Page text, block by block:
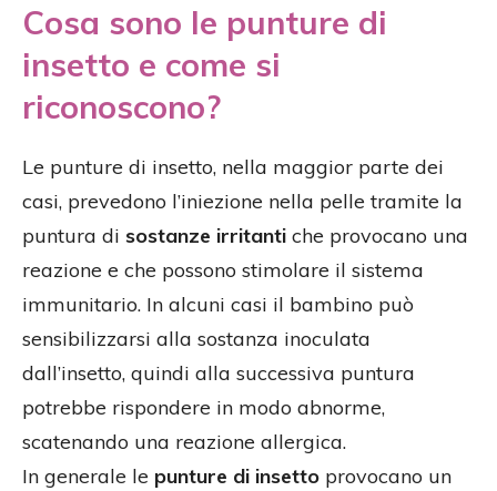
Cosa sono le punture di
insetto e come si
riconoscono?
Le punture di insetto, nella maggior parte dei
casi, prevedono l’iniezione nella pelle tramite la
puntura di sostanze irritanti che provocano una
reazione e che possono stimolare il sistema
immunitario. In alcuni casi il bambino può
sensibilizzarsi alla sostanza inoculata
dall’insetto, quindi alla successiva puntura
potrebbe rispondere in modo abnorme,
scatenando una reazione allergica.
In generale le punture di insetto provocano un